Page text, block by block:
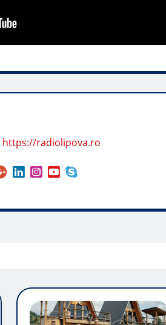
https://radiolipova.ro